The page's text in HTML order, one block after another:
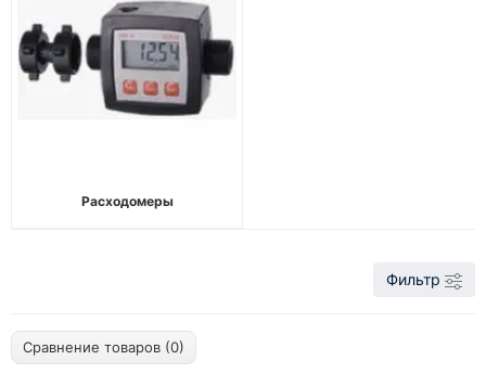
Расходомеры
Фильтр
Сравнение товаров (0)